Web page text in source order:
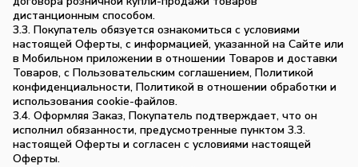
дистанционным способом.
3.3. Покупатель обязуется ознакомиться с условиями
настоящей Оферты, с информацией, указанной на Сайте или
в Мобильном приложении в отношении Товаров и доставки
Товаров, с Пользовательским соглашением, Политикой
конфиденциальности, Политикой в отношении обработки и
использования cookie-файлов.
3.4. Оформляя Заказ, Покупатель подтверждает, что он
исполнил обязанности, предусмотренные пунктом 3.3.
настоящей Оферты и согласен с условиями настоящей
Оферты.